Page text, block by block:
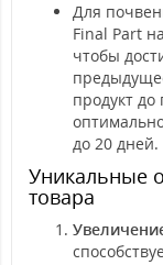
Для
Final Part
чтобы
продукт
до 20 дней.
Уникальные
товара